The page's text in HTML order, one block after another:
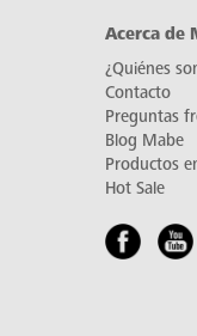
Acerca de
¿Quiénes
Contacto
Preguntas
Blog Mabe
Productos
Hot Sale